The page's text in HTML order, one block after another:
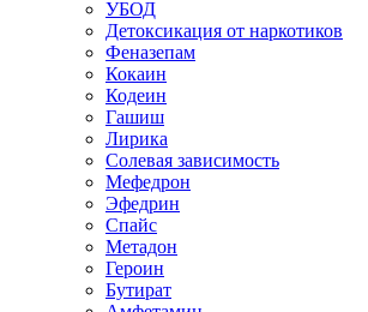
УБОД
Детоксикация от наркотиков
Феназепам
Кокаин
Кодеин
Гашиш
Лирика
Солевая зависимость
Мефедрон
Эфедрин
Спайс
Метадон
Героин
Бутират